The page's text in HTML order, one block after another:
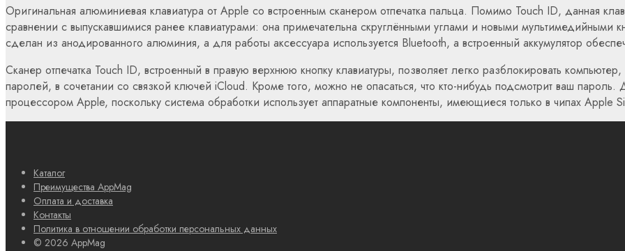
Оригинальная алюминиевая клавиатура от Apple со встроенным сканером отпечатка пальца. Помимо Touch ID, данная
сравнении с выпускавшимися ранее клавиатурами: она примечательна скруглёнными углами и новыми мультимедийными
сделан из анодированного алюминия, а для работы аксессуара используется Bluetooth, а встроенный аккумулятор
Сканер отпечатка Touch ID, встроенный в правую верхнюю кнопку клавиатуры, позволяет легко разблокировать
паролей, в сочетании со связкой ключей iCloud. Кроме того, можно не опасаться, что кто-нибудь подсмотрит ваш пароль.
процессором Apple, поскольку система обработки использует аппаратные компоненты, имеющиеся только в чипах Apple
Каталог
Преимущества AppMag
Оплата и доставка
Контакты
Политика в отношении обработки персональных данных
© 2026 AppMag